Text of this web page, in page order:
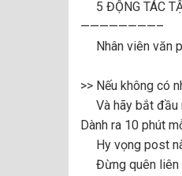
5 ĐỘNG TÁC
————————–
Nhân viên văn
>> Nếu không có
Và hãy bắt đầu
Dành ra 10 phút
Hy vọng post
Đừng quên liên